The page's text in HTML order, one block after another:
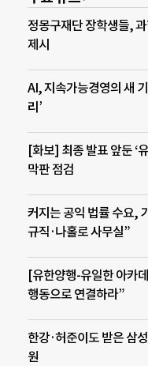
정몽구재단 장학생들,
제시
AI, 지속가능경영의 새
리’
[화보] 최종 발표 앞둔 ‘
막판 점검
커지는 공익 법률 수요,
규직·나홀로 사무실”
[유한양행-유일한 아카
행동으로 연결하라”
한강·허준이도 받은 삼
원